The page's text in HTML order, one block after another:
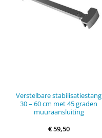
Verstelbare stabilisatiestang
30 – 60 cm met 45 graden
muuraansluiting
€59,50